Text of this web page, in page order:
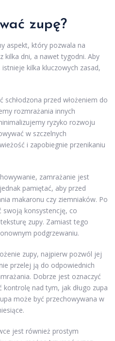
zupę?
aspekt, który pozwala na
kilka dni, a nawet tygodni. Aby
kilka kluczowych zasad,
schłodzona przed włożeniem do
rozmrażania innych
ryzyko rozwoju
w szczelnych
i zapobiegnie przenikaniu
zamrażanie jest
pamiętać, aby przed
makaronu czy ziemniaków. Po
swoją konsystencję, co
zupy. Zamiast tego
podgrzewaniu.
zupy, najpierw pozwól jej
przelej ją do odpowiednich
Dobrze jest oznaczyć
nad tym, jak długo zupa
może być przechowywana w
jest również prostym